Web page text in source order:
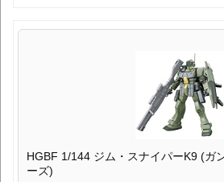
HGBF 1/144 ジム・スナイパーK9 (ガ
ーズ)